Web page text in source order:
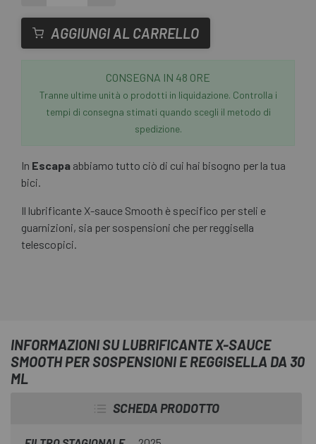
AGGIUNGI AL CARRELLO
CONSEGNA IN 48 ORE
Tranne ultime unità o prodotti in liquidazione. Controlla i
tempi di consegna stimati quando scegli il metodo di
spedizione.
In Escapa abbiamo tutto ciò di cui hai bisogno per la tua
bici.
Il lubrificante X-sauce Smooth è specifico per steli e
guarnizioni, sia per sospensioni che per reggisella
telescopici.
INFORMAZIONI SU LUBRIFICANTE X-SAUCE
SMOOTH PER SOSPENSIONI E REGGISELLA DA 30
ML
SCHEDA PRODOTTO